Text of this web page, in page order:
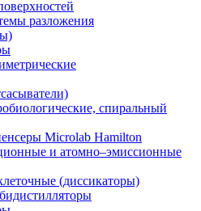
разложения
спиральный
Microlab Hamilton
и атомно–эмиссионные
(диссикаторы)